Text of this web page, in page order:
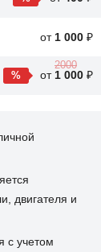
от 1 000 ₽
от
2000
1 000 ₽
двигателя и
с учетом